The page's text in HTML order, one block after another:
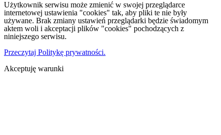
Użytkownik serwisu może zmienić w swojej przeglądarce
internetowej ustawienia "cookies" tak, aby pliki te nie były
używane. Brak zmiany ustawień przeglądarki będzie świadomym
aktem woli i akceptacji plików "cookies" pochodzących z
niniejszego serwisu.
Przeczytaj Politykę prywatności.
Akceptuję warunki